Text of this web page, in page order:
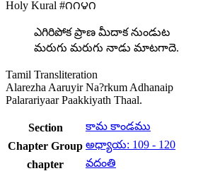
Holy Kural #౧౧౪౧
ఎగిరిపోక ప్రాణ మీదాక నుండుట
మరుగు మరుగు నాడు మాటగాదె.
Tamil Transliteration
Alarezha Aaruyir Na?rkum Adhanaip
Palarariyaar Paakkiyath Thaal.
Section
కామ కాండము
Chapter Group అధ్యాయ: 109 - 120
chapter
వదంతి